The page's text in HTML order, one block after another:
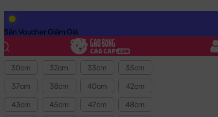
Săn Voucher Giảm Giá
Lọc theo Giá SP:
Giá
Kích thước
30cm 32cm 33cm
35cm
37cm
38cm 40cm
42cm
43cm
45cm 47cm
48cm